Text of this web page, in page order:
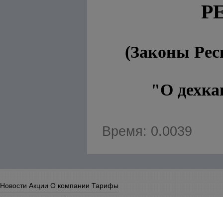
(Законы
"О
Время: 0.0039
Новости Акции О компании Тарифы